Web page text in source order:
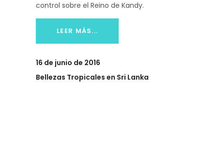
control sobre el Reino de Kandy.
LEER MÁS...
16 de junio de 2016
Bellezas Tropicales en Sri Lanka